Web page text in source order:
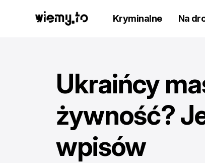
Kryminalne Na
Ukraińcy
żywność?
wpisów